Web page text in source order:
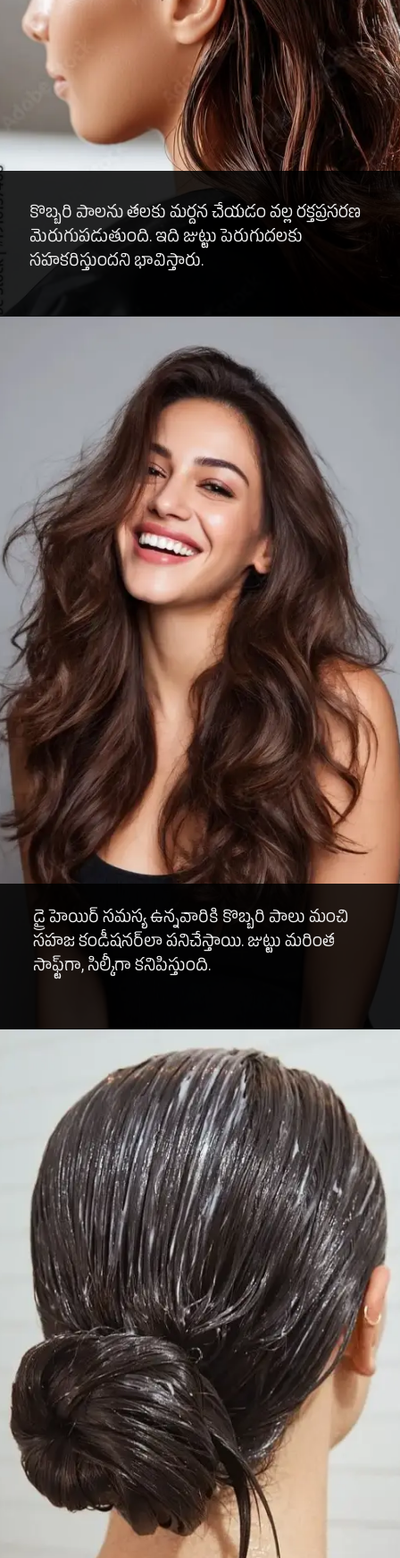
కొబ్బరి పాలను తలకు మర్దన చేయడం వల్ల రక్తప్రసరణ
మెరుగుపడుతుంది. ఇది జుట్టు పెరుగుదలకు
సహకరిస్తుందని భావిస్తారు.
డ్రై హెయిర్ సమస్య ఉన్నవారికి కొబ్బరి పాలు మంచి
సహజ కండీషనర్‌లా పనిచేస్తాయి. జుట్టు మరింత
సాఫ్ట్‌గా, సిల్కీగా కనిపిస్తుంది.